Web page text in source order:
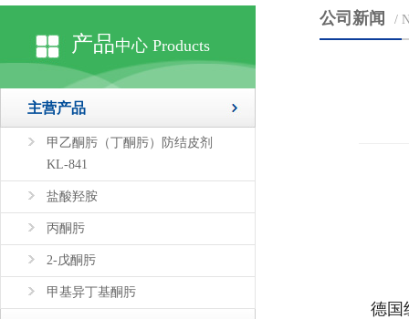
产品中心 Products
主营产品
甲乙酮肟（丁酮肟）防结皮剂
KL-841
盐酸羟胺
丙酮肟
2-戊酮肟
甲基异丁基酮肟
公司新闻 /
德国